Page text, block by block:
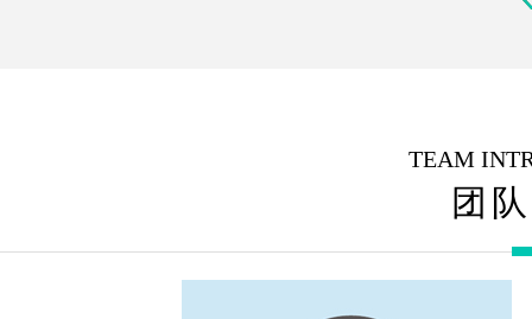
TEAM
团